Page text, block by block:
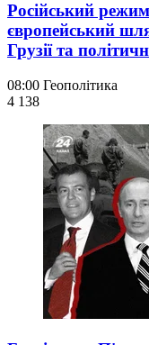
Російський
європейський
Грузії та
08:00 Геополітика
4 138